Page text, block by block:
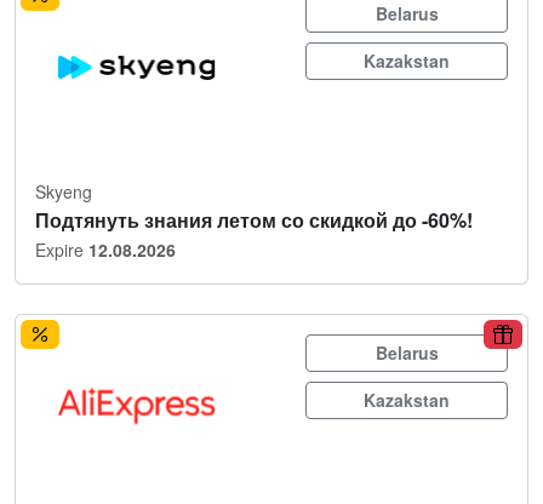
Belarus
Kazakstan
Skyeng
Подтянуть знания летом со скидкой до -60%!
Expire 12.08.2026
Belarus
Kazakstan